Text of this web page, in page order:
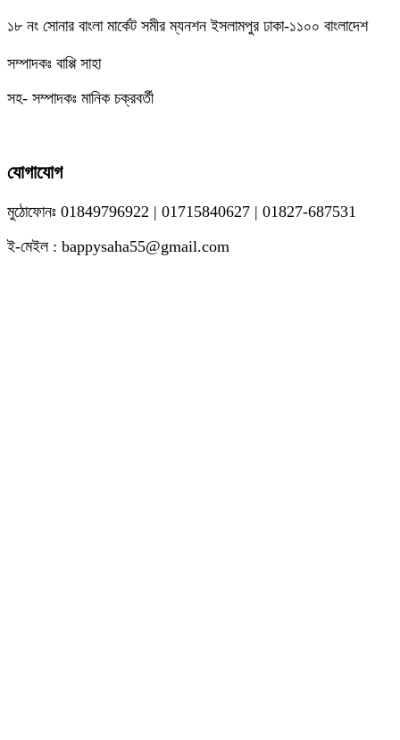
১৮ নং সোনার বাংলা মার্কেট সমীর ম্যনশন ইসলামপুর ঢাকা-১১০০ বাংলাদেশ
সম্পাদকঃ বাপ্পি সাহা
সহ- সম্পাদকঃ মানিক চক্রবর্তী
যোগাযোগ
মুঠোফোনঃ 01849796922 | 01715840627 | 01827-687531
ই-মেইল : bappysaha55@gmail.com